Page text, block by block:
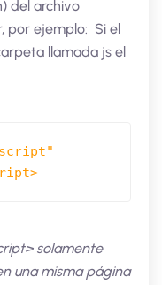
del archivo
por ejemplo: Si el
llamada js el
solamente
una misma página